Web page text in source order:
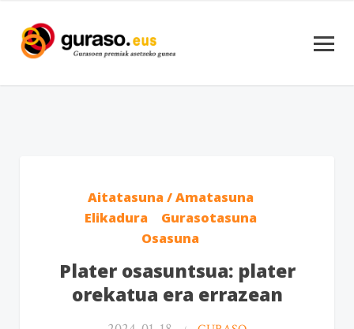
Aitatasuna / Amatasuna
Elikadura
Gurasotasuna
Osasuna
Plater osasuntsua: plater
orekatua era errazean